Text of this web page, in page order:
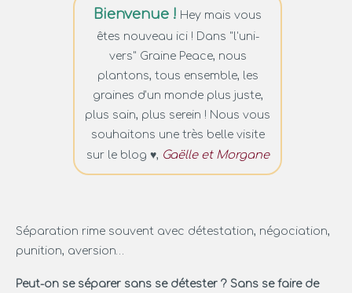
Bienvenue ! Hey mais vous
êtes nouveau ici ! Dans "l'uni-
vers" Graine Peace, nous
plantons, tous ensemble, les
graines d'un monde plus juste,
plus sain, plus serein ! Nous vous
souhaitons une très belle visite
sur le blog ♥︎, Gaëlle et Morgane
Séparation rime souvent avec détestation, négociation,
punition, aversion…
Peut-on se séparer sans se détester ? Sans se faire de